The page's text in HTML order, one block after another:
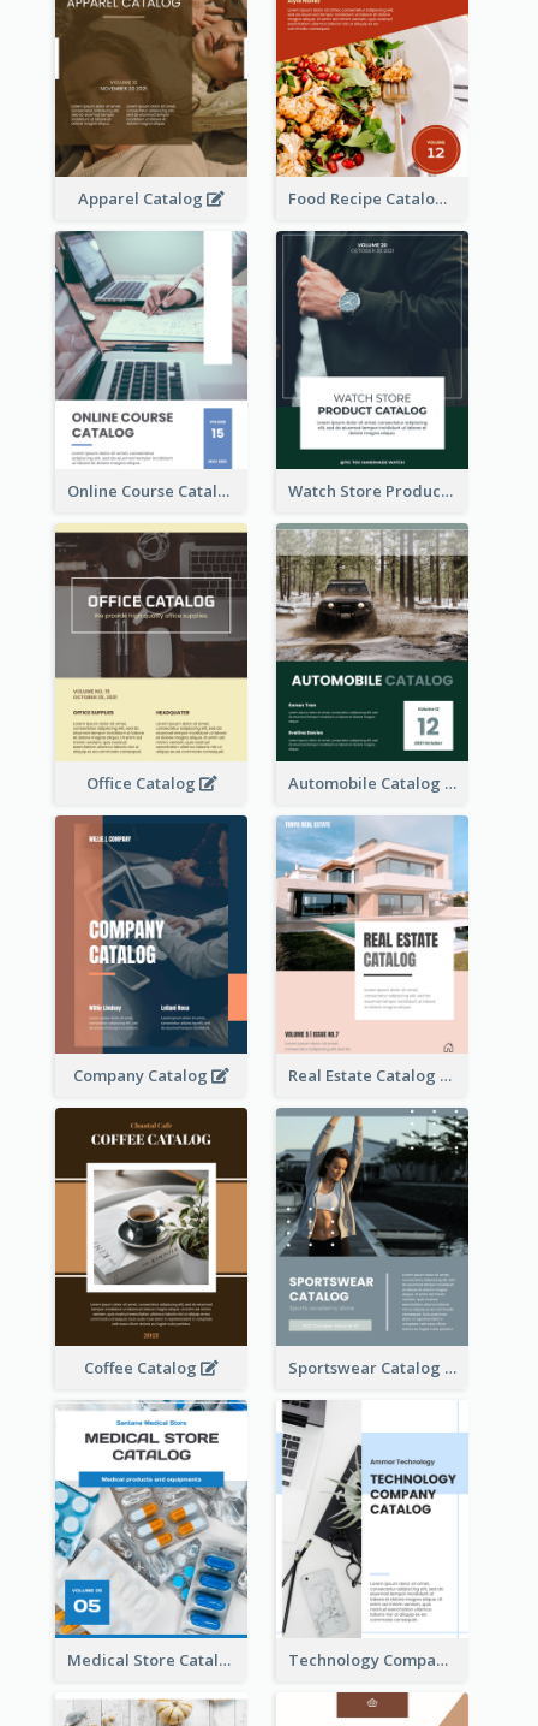
Apparel Catalog Food Recipe Catalog
Online Course Catalog Watch Store Product Catalog
Office Catalog Automobile Catalog
Company Catalog Real Estate Catalog
Coffee Catalog Sportswear Catalog
Medical Store Catalog Technology Company Catalog